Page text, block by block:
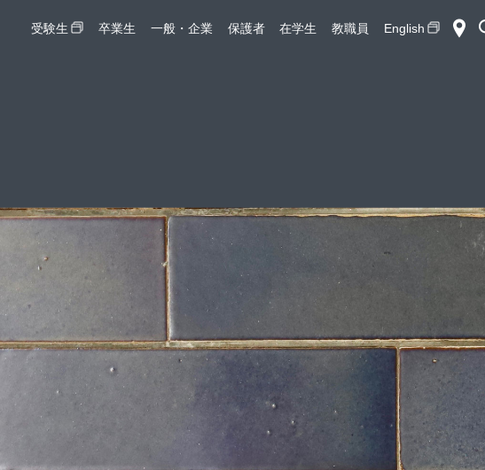
受験生 卒業生 一般・企業 保護者 在学生 教職員 English